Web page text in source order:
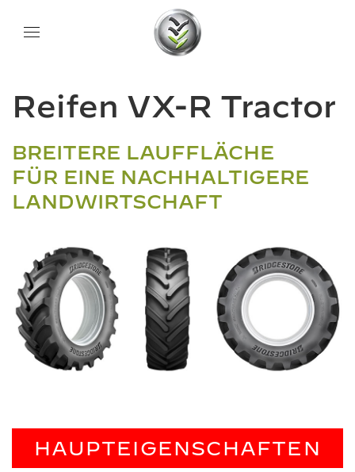
Reifen VX-R Tractor
BREITERE LAUFFLÄCHE
FÜR EINE NACHHALTIGERE
LANDWIRTSCHAFT
HAUPTEIGENSCHAFTEN